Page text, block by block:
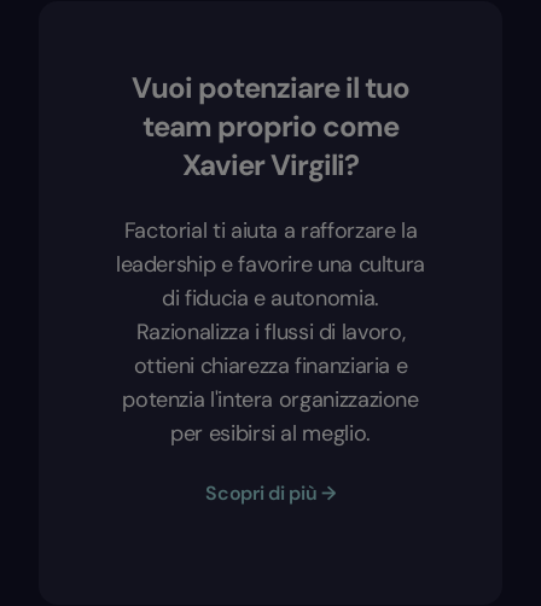
Vuoi potenziare il tuo
team proprio come
Xavier Virgili?
Factorial ti aiuta a rafforzare la
leadership e favorire una cultura
di fiducia e autonomia.
Razionalizza i flussi di lavoro,
ottieni chiarezza finanziaria e
potenzia l'intera organizzazione
per esibirsi al meglio.
Scopri di più →